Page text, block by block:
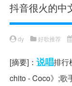
抖音很火的中
dy 好歌推荐
[摘要]： 说唱排行
chito - Coco》;歌